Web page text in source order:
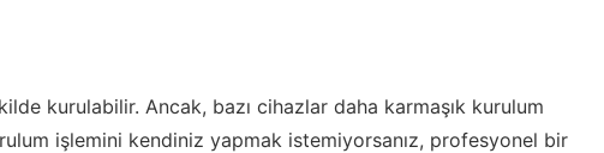
kurulabilir. Ancak, bazı cihazlar daha karmaşık kurulum
işlemini kendiniz yapmak istemiyorsanız, profesyonel bir